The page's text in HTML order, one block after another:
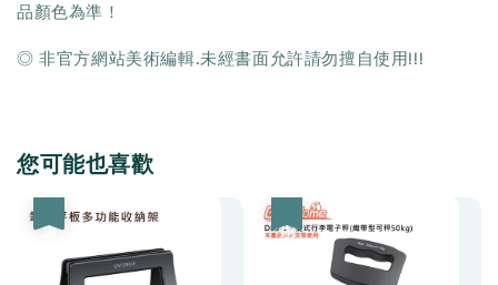
品顏色為準！
◎ 非官方網站美術編輯.未經書面允許請勿擅自使用!!!
您可能也喜歡